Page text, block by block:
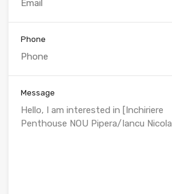
Phone
Message